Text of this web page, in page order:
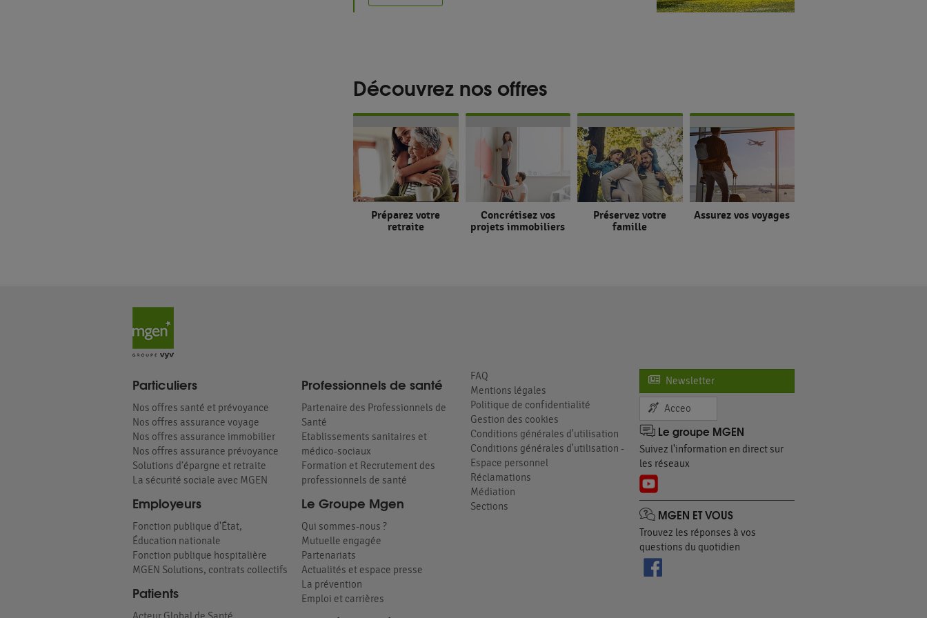
Découvrez nos offres
Préparez votre
retraite
Concrétisez vos
projets immobiliers
Préservez votre
famille
Assurez vos voyages
Particuliers
Nos offres santé et prévoyance
Nos offres assurance voyage
Nos offres assurance immobilier
Nos offres assurance prévoyance
Solutions d’épargne et retraite
La sécurité sociale avec MGEN
Employeurs
Fonction publique d'État,
Éducation nationale
Fonction publique hospitalière
MGEN Solutions, contrats collectifs
Patients
Professionnels de santé
Partenaire des Professionnels de
Santé
Etablissements sanitaires et
médico-sociaux
Formation et Recrutement des
professionnels de santé
Le Groupe Mgen
Qui sommes-nous ?
Mutuelle engagée
Partenariats
Actualités et espace presse
La prévention
Emploi et carrières
FAQ
Mentions légales
Politique de confidentialité
Gestion des cookies
Conditions générales d'utilisation
Conditions générales d'utilisation -
Espace personnel
Réclamations
Médiation
Sections
Newsletter
Acceo
Le groupe MGEN
Suivez l'information en direct sur
les réseaux
MGEN ET VOUS
Trouvez les réponses à vos
questions du quotidien